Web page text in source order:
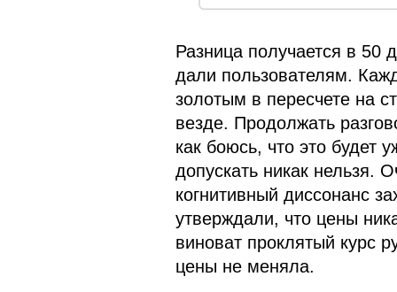
Разница получается в 50
дали пользователям.
золотым в пересчете на
везде. Продолжать
как боюсь, что это будет
допускать никак нельзя.
когнитивный диссонанс
утверждали, что цены
виноват проклятый курс
цены не меняла.